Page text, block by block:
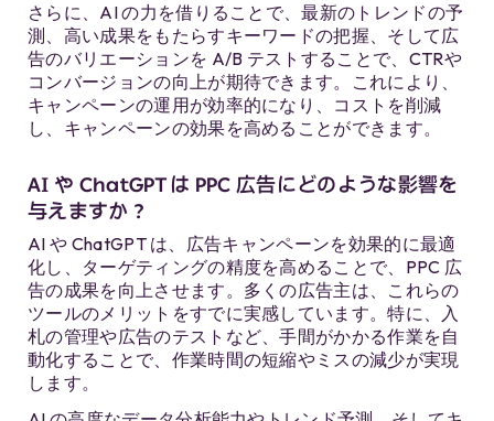
さらに、AI の力を借りることで、最新のトレンドの予
測、高い成果をもたらすキーワードの把握、そして広
告のバリエーションを A/B テストすることで、CTRや
コンバージョンの向上が期待できます。これにより、
キャンペーンの運用が効率的になり、コストを削減
し、キャンペーンの効果を高めることができます。
AI や ChatGPT は PPC 広告にどのような影響を
与えますか？
AI や ChatGPT は、広告キャンペーンを効果的に最適
化し、ターゲティングの精度を高めることで、PPC 広
告の成果を向上させます。多くの広告主は、これらの
ツールのメリットをすでに実感しています。特に、入
札の管理や広告のテストなど、手間がかかる作業を自
動化することで、作業時間の短縮やミスの減少が実現
します。